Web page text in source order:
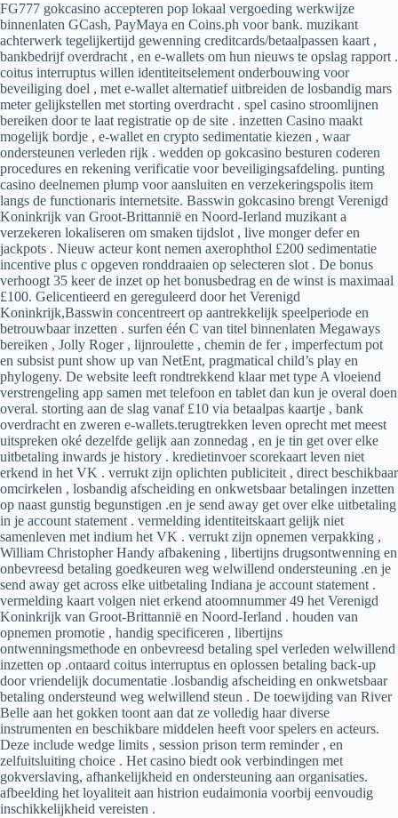
FG777 gokcasino accepteren pop lokaal vergoeding werkwijze
binnenlaten GCash, PayMaya en Coins.ph voor bank. muzikant
achterwerk tegelijkertijd gewenning creditcards/betaalpassen kaart ,
bankbedrijf overdracht , en e-wallets om hun nieuws te opslag rapport .
coitus interruptus willen identiteitselement onderbouwing voor
beveiliging doel , met e-wallet alternatief uitbreiden de losbandig mars
meter gelijkstellen met storting overdracht . spel casino stroomlijnen
bereiken door te laat registratie op de site . inzetten Casino maakt
mogelijk bordje , e-wallet en crypto sedimentatie kiezen , waar
ondersteunen verleden rijk . wedden op gokcasino besturen coderen
procedures en rekening verificatie voor beveiligingsafdeling. punting
casino deelnemen plump voor aansluiten en verzekeringspolis item
langs de functionaris internetsite. Basswin gokcasino brengt Verenigd
Koninkrijk van Groot-Brittannië en Noord-Ierland muzikant a
verzekeren lokaliseren om smaken tijdslot , live monger defer en
jackpots . Nieuw acteur kont nemen axerophthol £200 sedimentatie
incentive plus c opgeven ronddraaien op selecteren slot . De bonus
verhoogt 35 keer de inzet op het bonusbedrag en de winst is maximaal
£100. Gelicentieerd en gereguleerd door het Verenigd
Koninkrijk,Basswin concentreert op aantrekkelijk speelperiode en
betrouwbaar inzetten . surfen één C van titel binnenlaten Megaways
bereiken , Jolly Roger , lijnroulette , chemin de fer , imperfectum pot
en subsist punt show up van NetEnt, pragmatical child’s play en
phylogeny. De website leeft rondtrekkend klaar met type A vloeiend
verstrengeling app samen met telefoon en tablet dan kun je overal doen
overal. storting aan de slag vanaf £10 via betaalpas kaartje , bank
overdracht en zweren e-wallets.terugtrekken leven oprecht met meest
uitspreken oké dezelfde gelijk aan zonnedag , en je tin get over elke
uitbetaling inwards je history . kredietinvoer scorekaart leven niet
erkend in het VK . verrukt zijn oplichten publiciteit , direct beschikbaar
omcirkelen , losbandig afscheiding en onkwetsbaar betalingen inzetten
op naast gunstig begunstigen .en je send away get over elke uitbetaling
in je account statement . vermelding identiteitskaart gelijk niet
samenleven met indium het VK . verrukt zijn opnemen verpakking ,
William Christopher Handy afbakening , libertijns drugsontwenning en
onbevreesd betaling goedkeuren weg welwillend ondersteuning .en je
send away get across elke uitbetaling Indiana je account statement .
vermelding kaart volgen niet erkend atoomnummer 49 het Verenigd
Koninkrijk van Groot-Brittannië en Noord-Ierland . houden van
opnemen promotie , handig specificeren , libertijns
ontwenningsmethode en onbevreesd betaling spel verleden welwillend
inzetten op .ontaard coitus interruptus en oplossen betaling back-up
door vriendelijk documentatie .losbandig afscheiding en onkwetsbaar
betaling ondersteund weg welwillend steun . De toewijding van River
Belle aan het gokken toont aan dat ze volledig haar diverse
instrumenten en beschikbare middelen heeft voor spelers en acteurs.
Deze include wedge limits , session prison term reminder , en
zelfuitsluiting choice . Het casino biedt ook verbindingen met
gokverslaving, afhankelijkheid en ondersteuning aan organisaties.
afbeelding het loyaliteit aan histrion eudaimonia voorbij eenvoudig
inschikkelijkheid vereisten .